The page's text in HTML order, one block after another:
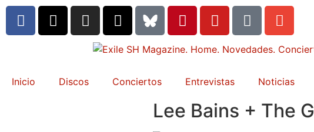
Inicio Discos Conciertos Entrevistas Noticias
Lee Bains + The